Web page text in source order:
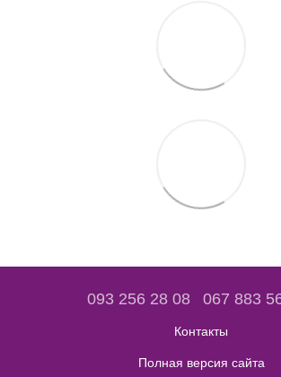
093 256 28 08 067 883
Контакты
Полная версия сайта